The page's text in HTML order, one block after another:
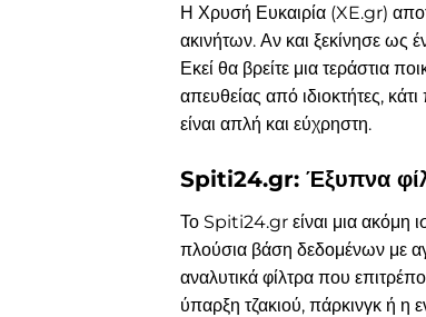
Η Χρυσή Ευκαιρία (XE.gr)
ακινήτων. Αν και ξεκίνησε ως
Εκεί θα βρείτε μια τεράστια
απευθείας από ιδιοκτήτες,
είναι απλή και εύχρηστη.
Spiti24.gr: Έξυπνα
Το Spiti24.gr είναι μια ακόμη
πλούσια βάση δεδομένων με
αναλυτικά φίλτρα που
ύπαρξη τζακιού, πάρκινγκ ή η